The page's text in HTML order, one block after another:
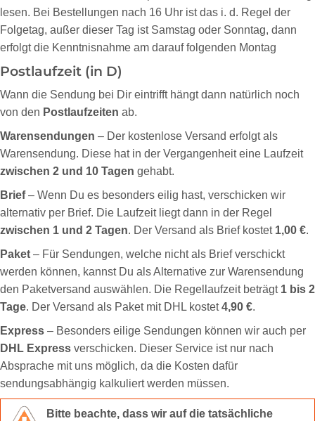
lesen. Bei Bestellungen nach 16 Uhr ist das i. d. Regel der
Folgetag, außer dieser Tag ist Samstag oder Sonntag, dann
erfolgt die Kenntnisnahme am darauf folgenden Montag
Postlaufzeit (in D)
Wann die Sendung bei Dir eintrifft hängt dann natürlich noch
von den Postlaufzeiten ab.
Warensendungen – Der kostenlose Versand erfolgt als
Warensendung. Diese hat in der Vergangenheit eine Laufzeit
zwischen 2 und 10 Tagen gehabt.
Brief– Wenn Du es besonders eilig hast, verschicken wir
alternativ per Brief. Die Laufzeit liegt dann in der Regel
zwischen 1 und 2 Tagen. Der Versand als Brief kostet1,00 €.
Paket – Für Sendungen, welche nicht als Brief verschickt
werden können, kannst Du als Alternative zur Warensendung
den Paketversand auswählen. Die Regellaufzeit beträgt 1 bis 2
Tage. Der Versand als Paket mit DHL kostet4,90 €.
Express – Besonders eilige Sendungen können wir auch per
DHL Express verschicken. Dieser Service ist nur nach
Absprache mit uns möglich, da die Kosten dafür
sendungsabhängig kalkuliert werden müssen.
Bitte beachte, dass wir auf die tatsächliche